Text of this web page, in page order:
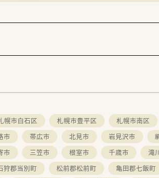
幌市白石区 札幌市豊平区 札幌市南区
市 帯広市 北見市 岩見沢市
市 三笠市 根室市 千歳市 滝
狩郡当別町 松前郡松前町 亀田郡七飯町